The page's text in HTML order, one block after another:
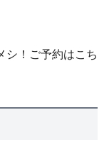
シ！ご予約はこち